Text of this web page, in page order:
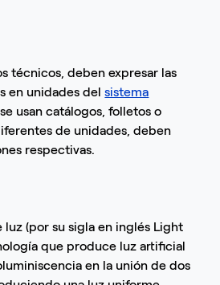
técnicos, deben expresar las
en unidades delsistema
usan catálogos, folletos o
de unidades, deben
respectivas.
luz (por su sigla en inglés Light
que produce luz artificial
en la unión de dos